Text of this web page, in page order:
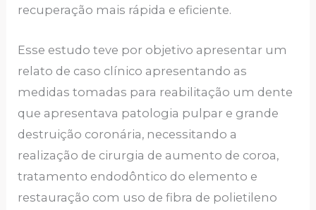
recuperação mais rápida e eficiente.
Esse estudo teve por objetivo apresentar um
relato de caso clínico apresentando as
medidas tomadas para reabilitação um dente
que apresentava patologia pulpar e grande
destruição coronária, necessitando a
realização de cirurgia de aumento de coroa,
tratamento endodôntico do elemento e
restauração com uso de fibra de polietileno